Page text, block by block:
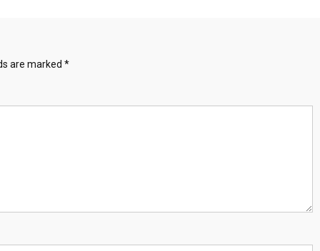
are marked *